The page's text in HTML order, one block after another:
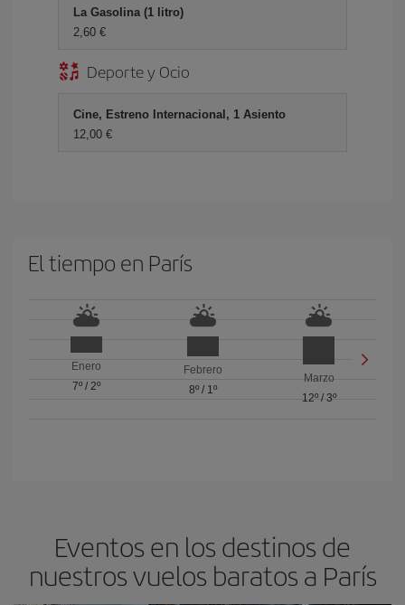
La Gasolina (1 litro)
2,60 €
Deporte y Ocio
Cine, Estreno Internacional, 1 Asiento
12,00 €
El tiempo en París
Enero
7º/ 2º
Febrero
8º/ 1º
Marzo
12º/ 3º
Eventos en los destinos de
nuestros vuelos baratos a París